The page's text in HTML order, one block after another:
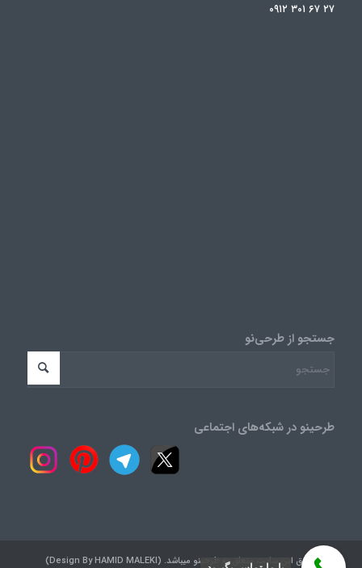
۲۷ ۶۷ ۳۰۱ ۰۹۱۲
جستجو از طرحی‌نو
طرحینو در شبکه‌های اجتماعی
کلیه حقوق این سایت متعلق به طرحینو میباشد. (Design By HAMID MALEKI)